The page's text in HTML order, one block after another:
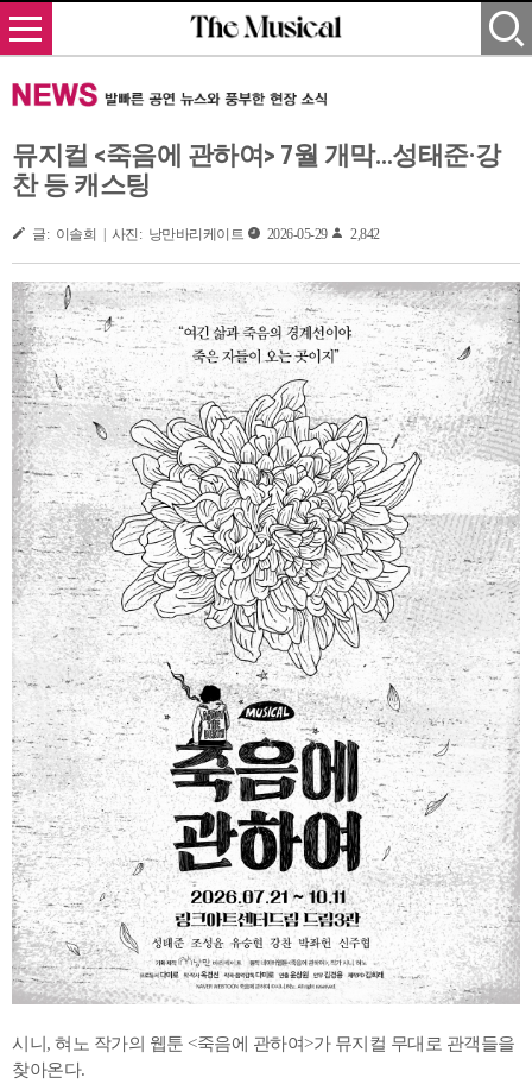
뮤지컬 <죽음에 관하여> 7월 개막…성태준·강
찬 등 캐스팅
글: 이솔희 | 사진: 낭만바리케이트 2026-05-29 2,842
시니, 혀노 작가의 웹툰 <죽음에 관하여>가 뮤지컬 무대로 관객들을
찾아온다.